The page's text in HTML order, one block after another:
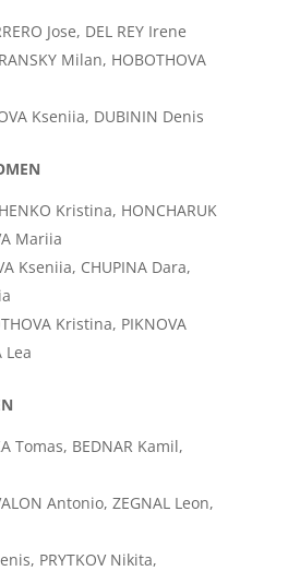
Jose, DEL REY Irene
Milan, HOBOTHOVA
Kseniia, DUBININ Denis
Kristina, HONCHARUK
Mariia
Kseniia, CHUPINA Dara,
Kristina, PIKNOVA
Lea
Tomas, BEDNAR Kamil,
Antonio, ZEGNAL Leon,
PRYTKOV Nikita,